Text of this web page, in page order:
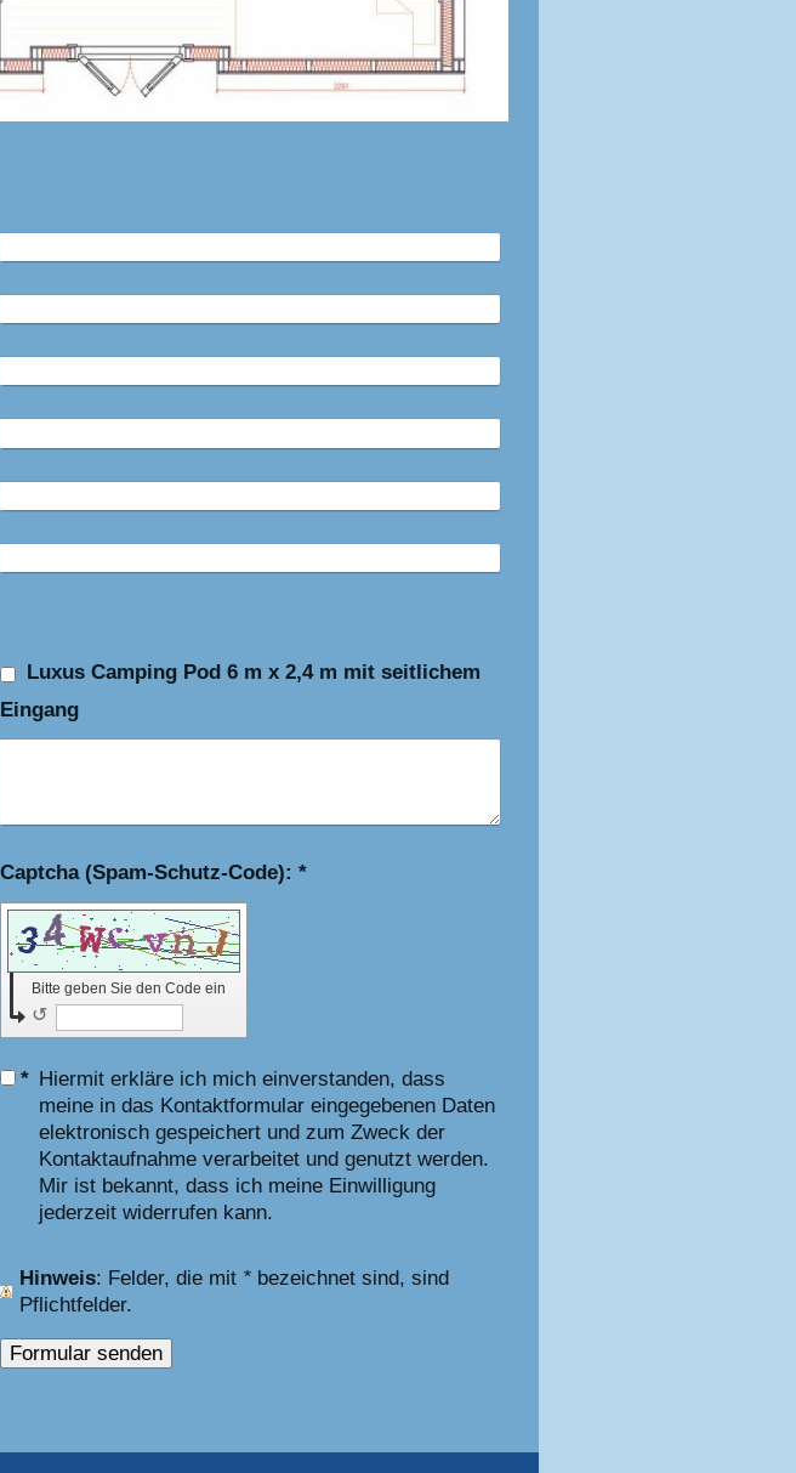
Luxus Camping Pod 6 m x 2,4 m mit seitlichem
Eingang
Captcha (Spam-Schutz-Code): *
Bitte geben Sie den Code ein
↺
* Hiermit erkläre ich mich einverstanden, dass
meine in das Kontaktformular eingegebenen Daten
elektronisch gespeichert und zum Zweck der
Kontaktaufnahme verarbeitet und genutzt werden.
Mir ist bekannt, dass ich meine Einwilligung
jederzeit widerrufen kann.
Hinweis : Felder, die mit *bezeichnet sind, sind
Pflichtfelder.